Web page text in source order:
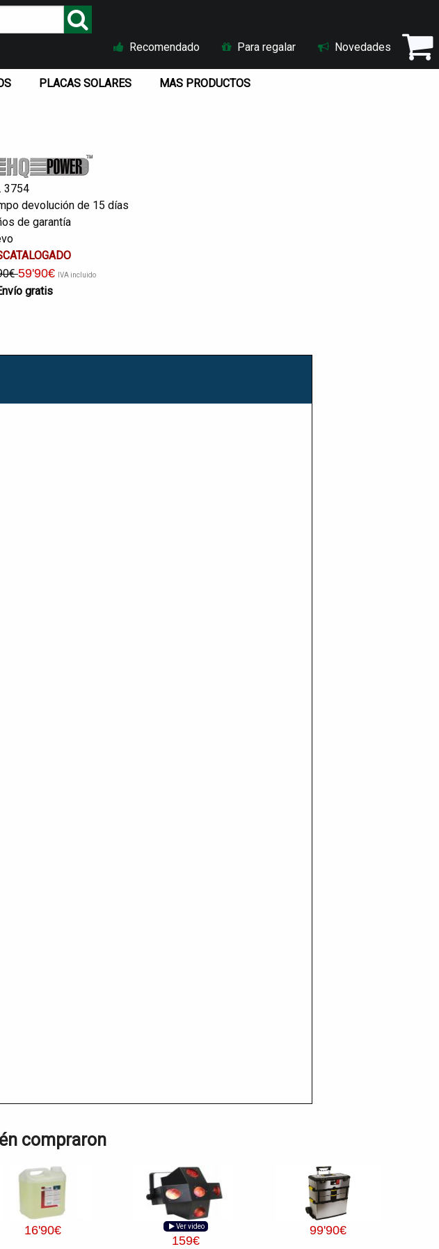
Recomendado Para regalar Novedades
PLACAS SOLARES MAS PRODUCTOS
3754
devolución de 15 días
de garantía
59'90€ IVA incluido
gratis
compraron
16'90€ Ver video
159€
99'90€